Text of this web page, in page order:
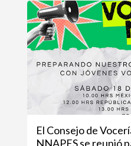
El Consejo de
NNAPES se reunió